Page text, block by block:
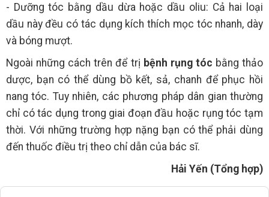
- Dưỡng tóc bằng dầu dừa hoặc dầu oliu: Cả hai loại
dầu này đều có tác dụng kích thích mọc tóc nhanh, dày
và bóng mượt.
Ngoài những cách trên để trị bệnh rụng tóc bằng thảo
dược, bạn có thể dùng bồ kết, sả, chanh để phục hồi
nang tóc. Tuy nhiên, các phương pháp dân gian thường
chỉ có tác dụng trong giai đoạn đầu hoặc rụng tóc tạm
thời. Với những trường hợp nặng bạn có thể phải dùng
đến thuốc điều trị theo chỉ dẫn của bác sĩ.
Hải Yến (Tổng hợp)